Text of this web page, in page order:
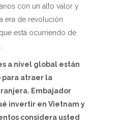
con un alto valor y
era de revolución
está ocurriendo de
a nivel global están
atraer la
Embajador
invertir en Vietnam y
considera usted